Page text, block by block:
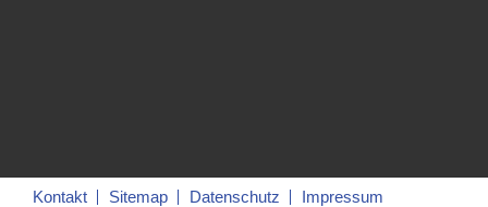
Kontakt Sitemap Datenschutz Impressum